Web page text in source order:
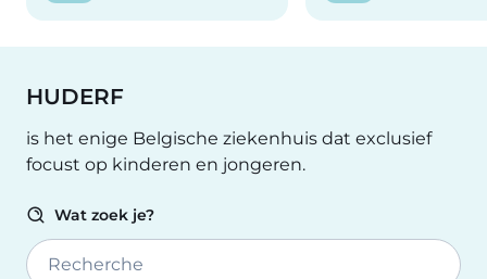
HUDERF
is het enige Belgische ziekenhuis dat exclusief
focust op kinderen en jongeren.
Wat zoek je?
Recherche